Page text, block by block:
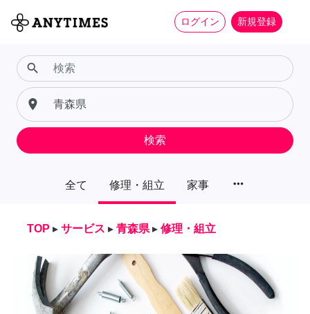
ログイン 新規登録
全て 修理・組立 家事 more_horiz
search
place
検索
TOP ▸ サービス ▸ 青森県 ▸ 修理・組立